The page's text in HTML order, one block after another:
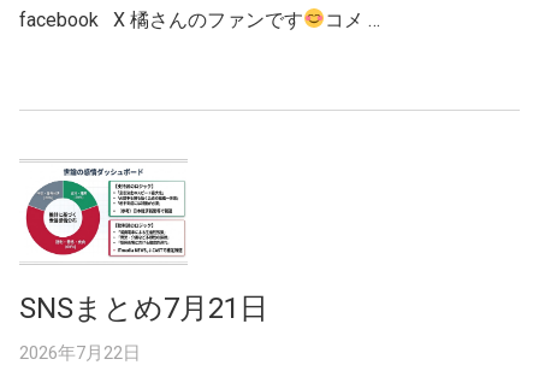
facebook X 橘さんのファンです コメ …
SNSまとめ7月21日
2026年7月22日